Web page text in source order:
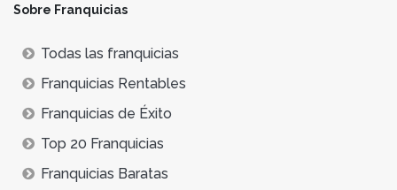
Sobre Franquicias
Todas las franquicias
Franquicias Rentables
Franquicias de Éxito
Top 20 Franquicias
Franquicias Baratas